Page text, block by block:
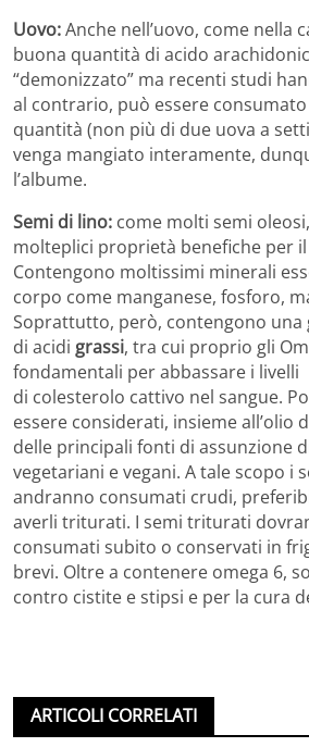
Uovo:Anche nell’uovo, come nella
buona quantità di acido
“demonizzato” ma recenti studi
al contrario, può essere
quantità (non più di due uova a
venga mangiato interamente,
l’albume.
Semi di lino: come molti semi
molteplici proprietà benefiche per
Contengono moltissimi minerali
corpo come manganese, fosforo,
Soprattutto, però, contengono una
di acidi grassi, tra cui proprio gli
fondamentali per abbassare i livelli
di colesterolo cattivo nel sangue.
essere considerati, insieme all’olio
delle principali fonti di assunzione
vegetariani e vegani. A tale scopo i
andranno consumati crudi,
averli triturati. I semi triturati
consumati subito o conservati in
brevi. Oltre a contenere omega 6,
contro cistite e stipsi e per la cura
ARTICOLI CORRELATI